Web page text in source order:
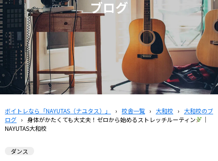
ブログ
ボイトレなら「NAYUTAS（ナユタス）」 › 校舎一覧 › 大和校 ›
大和校のブ
ログ › 身体がかたくても大丈夫！ゼロから始めるストレッチルーティン
｜
NAYUTAS大和校
ダンス